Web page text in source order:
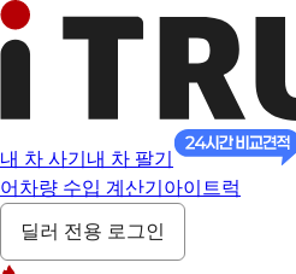
내 차 사기 내 차 팔기
어 차량 수입 계산기 아이트럭
딜러 전용 로그인